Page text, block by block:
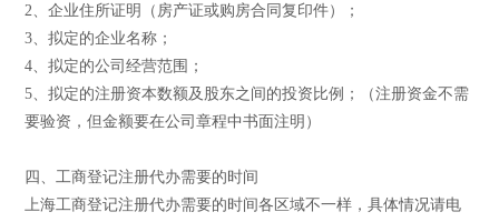
2、企业住所证明（房产证或购房合同复印件）；
3、拟定的企业名称；
4、拟定的公司经营范围；
5、拟定的注册资本数额及股东之间的投资比例；（注册资金不需
要验资，但金额要在公司章程中书面注明）
四、工商登记注册代办需要的时间
上海工商登记注册代办需要的时间各区域不一样，具体情况请电